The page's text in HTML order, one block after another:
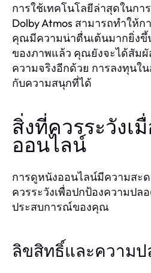
การใช้เทคโนโลยีล่าสุดในกา
Dolby Atmos สามารถทำให้
คุณมีความน่าตื่นเต้นมากยิ่งขึ้
ของภาพแล้ว คุณยังจะได้สัมผั
ความจริงอีกด้วย การลงทุนใ
กับความสนุกที่ได้
สิ่งที่ควรระวังเ
ออนไลน์
การดูหนังออนไลน์มีความสะ
ควรระวังเพื่อปกป้องความป
ประสบการณ์ของคุณ
ลิขสิทธิ์และความป